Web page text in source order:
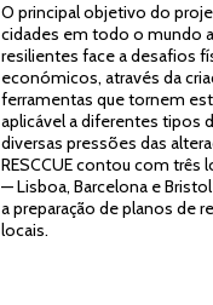
O principal objetivo do
cidades em todo o mundo
resilientes face a desafios
económicos, através da
ferramentas que tornem
aplicável a diferentes tipos
diversas pressões das
RESCCUE contou com três
— Lisboa, Barcelona e
a preparação de planos de
locais.